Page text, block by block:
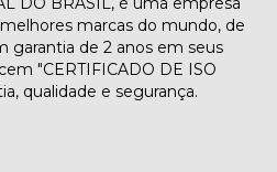
marcas do mundo, de
garantia de 2 anos em seus
"CERTIFICADO DE ISO
qualidade e segurança.